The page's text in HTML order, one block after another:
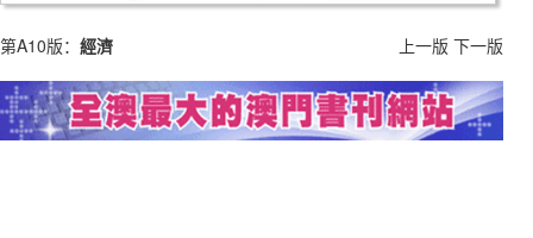
第A10版： 經濟 上一版 下一版